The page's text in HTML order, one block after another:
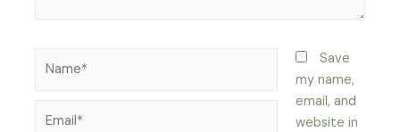
Save
my name,
email, and
website in